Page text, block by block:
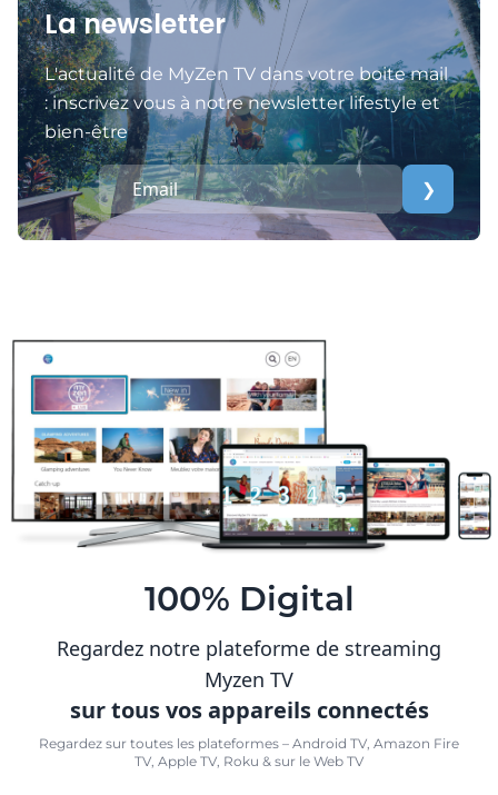
La newsletter
L'actualité de MyZen TV dans votre boite mail
: inscrivez vous à notre newsletter lifestyle et
bien-être
❯
100% Digital
Regardez notre plateforme de streaming
Myzen TV
sur tous vos appareils connectés
Regardez sur toutes les plateformes – Android TV, Amazon Fire
TV, Apple TV, Roku & sur le Web TV